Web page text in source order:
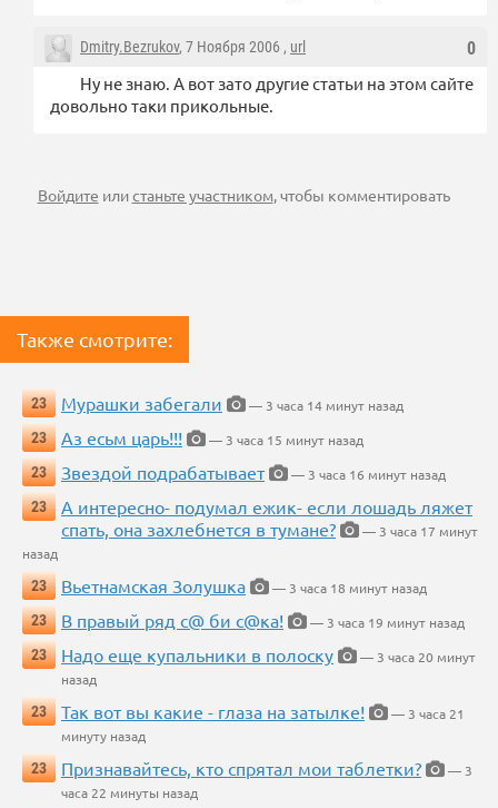
0
Dmitry.Bezrukov, 7 Ноября 2006 , url
Ну не знаю. А вот зато другие статьи на этом сайте
довольно таки прикольные.
Войдите илистаньте участником, чтобы комментировать
Также смотрите:
23 Мурашки забегали
— 3 часа 14 минут назад
23
Аз есьм царь!!!
— 3 часа 15 минут назад
23
Звездой подрабатывает
— 3 часа 16 минут назад
23
А интересно- подумал ежик- если лошадь ляжет
спать, она захлебнется в тумане?
— 3 часа 17 минут
назад
23
Вьетнамская Золушка
— 3 часа 18 минут назад
23
В правый ряд с@ би с@ка!
— 3 часа 19 минут назад
23
Надо еще купальники в полоску
— 3 часа 20 минут
назад
23
Так вот вы какие - глаза на затылке!
— 3 часа 21
минуту назад
23
Признавайтесь, кто спрятал мои таблетки?
— 3
часа 22 минуты назад